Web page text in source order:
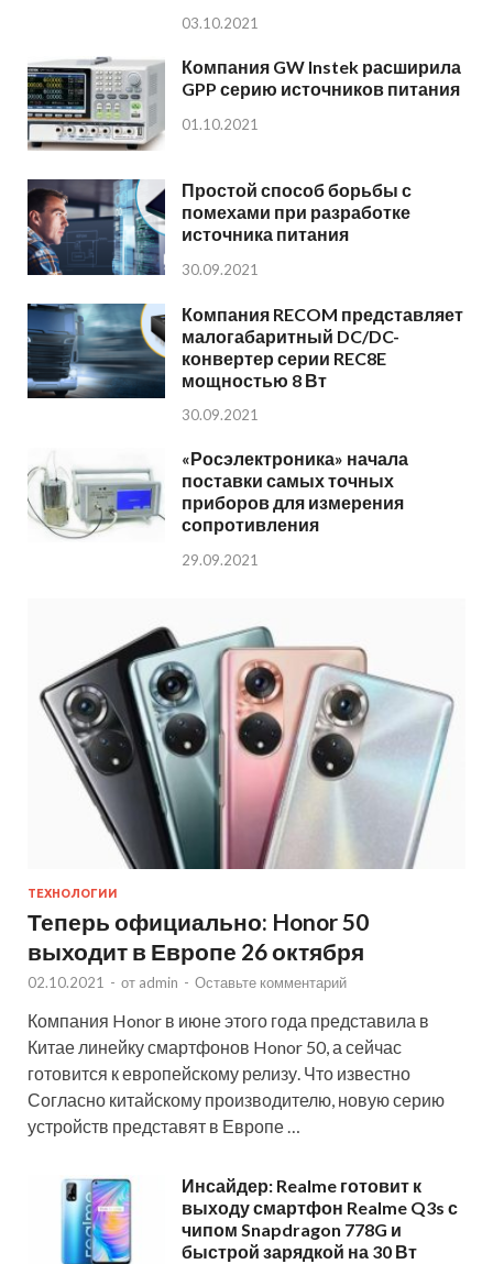
03.10.2021
Компания GW Instek расширила
GPP серию источников питания
01.10.2021
Простой способ борьбы с
помехами при разработке
источника питания
30.09.2021
Компания RECOM представляет
малогабаритный DC/DC-
конвертер серии REC8E
мощностью 8 Вт
30.09.2021
«Росэлектроника» начала
поставки самых точных
приборов для измерения
сопротивления
29.09.2021
ТЕХНОЛОГИИ
Теперь официально: Honor 50
выходит в Европе 26 октября
02.10.2021 - от admin - Оставьте комментарий
Компания Honor в июне этого года представила в
Китае линейку смартфонов Honor 50, а сейчас
готовится к европейскому релизу. Что известно
Согласно китайскому производителю, новую серию
устройств представят в Европе …
Инсайдер: Realme готовит к
выходу смартфон Realme Q3s с
чипом Snapdragon 778G и
быстрой зарядкой на 30 Вт